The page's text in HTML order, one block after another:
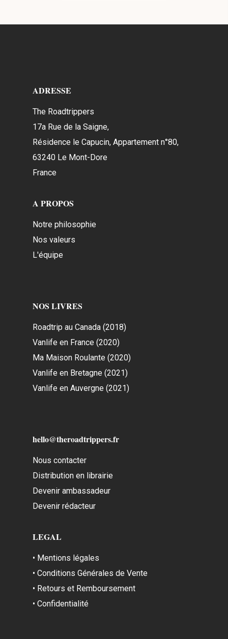
ADRESSE
The Roadtrippers
17a Rue de la Saigne,
Résidence le Capucin, Appartement n°80,
63240 Le Mont-Dore
France
A PROPOS
Notre philosophie
Nos valeurs
L'équipe
NOS LIVRES
Roadtrip au Canada (2018)
Vanlife en France (2020)
Ma Maison Roulante (2020)
Vanlife en Bretagne (2021)
Vanlife en Auvergne (2021)
hello@theroadtrippers.fr
Nous contacter
Distribution en librairie
Devenir ambassadeur
Devenir rédacteur
LEGAL
• Mentions légales
• Conditions Générales de Vente
• Retours et Remboursement
• Confidentialité